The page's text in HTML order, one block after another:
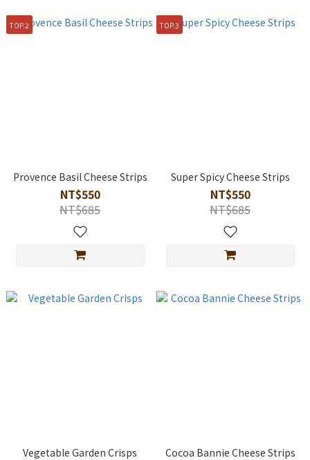
TOP.2
Provence Basil Cheese Strips
NT$550
NT$685
TOP.3
Super Spicy Cheese Strips
NT$550
NT$685
Vegetable Garden Crisps Cocoa Bannie Cheese Strips